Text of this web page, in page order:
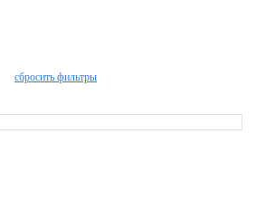
сбросить фильтры